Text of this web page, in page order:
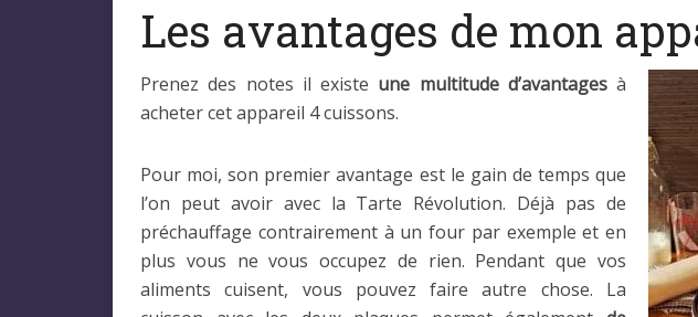
Les avantages de mon
Prenez des notes il existe une multitude d’avantagesà
acheter cet appareil 4 cuissons.
Pour moi, son premier avantage est le gain de temps que
l’on peut avoir avec la Tarte Révolution. Déjà pas de
préchauffage contrairement à un four par exemple et en
plus vous ne vous occupez de rien. Pendant que vos
aliments cuisent, vous pouvez faire autre chose. La